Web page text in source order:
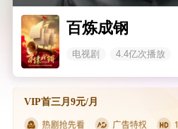
百炼成钢
电视剧 4.4亿次播放
VIP首三月9元/月